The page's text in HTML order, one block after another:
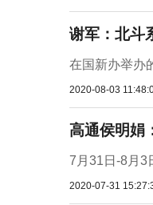
谢军：北斗
在国新办举办
2020-08-03
高通侯明娟
7月31日-8月3
2020-07-31